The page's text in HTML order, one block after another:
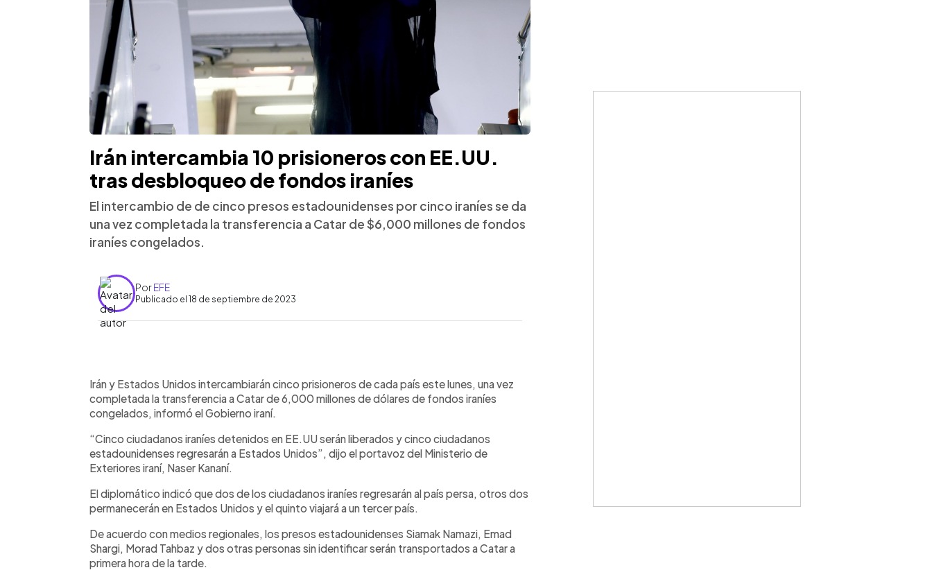
Irán intercambia 10 prisioneros con EE.UU.
tras desbloqueo de fondos iraníes
El intercambio de de cinco presos estadounidenses por cinco iraníes se da
una vez completada la transferencia a Catar de $6,000 millones de fondos
iraníes congelados.
PorEFE
Publicado el 18 de septiembre de 2023
► Escuchar artículo
Irán y Estados Unidos intercambiarán cinco prisioneros de cada país este lunes, una vez
completada la transferencia a Catar de 6,000 millones de dólares de fondos iraníes
congelados, informó el Gobierno iraní.
“Cinco ciudadanos iraníes detenidos en EE.UU serán liberados y cinco ciudadanos
estadounidenses regresarán a Estados Unidos”, dijo el portavoz del Ministerio de
Exteriores iraní, Naser Kananí.
El diplomático indicó que dos de los ciudadanos iraníes regresarán al país persa, otros dos
permanecerán en Estados Unidos y el quinto viajará a un tercer país.
De acuerdo con medios regionales, los presos estadounidenses Siamak Namazi, Emad
Shargi, Morad Tahbaz y dos otras personas sin identificar serán transportados a Catar a
primera hora de la tarde.